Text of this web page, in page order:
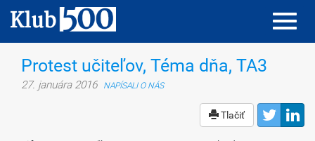
Protest učiteľov, Téma dňa, TA3
27. januára 2016 NAPÍSALI O NÁS
Tlačiť